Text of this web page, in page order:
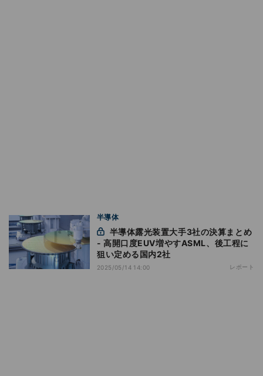
半導体
- 高開口度EUV増やすASML、後工程に
狙い定める国内2社
2025/05/14 14:00 レポート